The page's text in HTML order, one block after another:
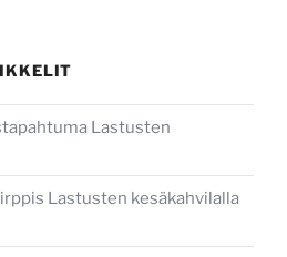
Lastusten
Lastusten kesäkahvilalla